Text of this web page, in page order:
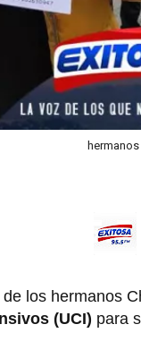
los hermanos
(UCI) para